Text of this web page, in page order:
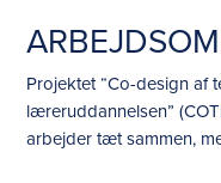
Projektet “Co-design af
læreruddannelsen”
arbejder tæt sammen,